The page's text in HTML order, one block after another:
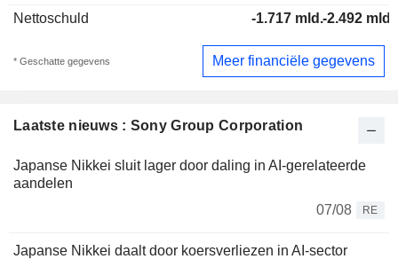
Laatste nieuws : Sony Group Corporation
Japanse Nikkei sluit lager door daling in AI-gerelateerde
aandelen
07/08
RE
Japanse Nikkei daalt door koersverliezen in AI-sector
Nettoschuld
-1.717 mld.-2.492 mld.
* Geschatte gegevens Meer financiële gegevens